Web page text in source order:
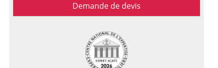
Demande de devis